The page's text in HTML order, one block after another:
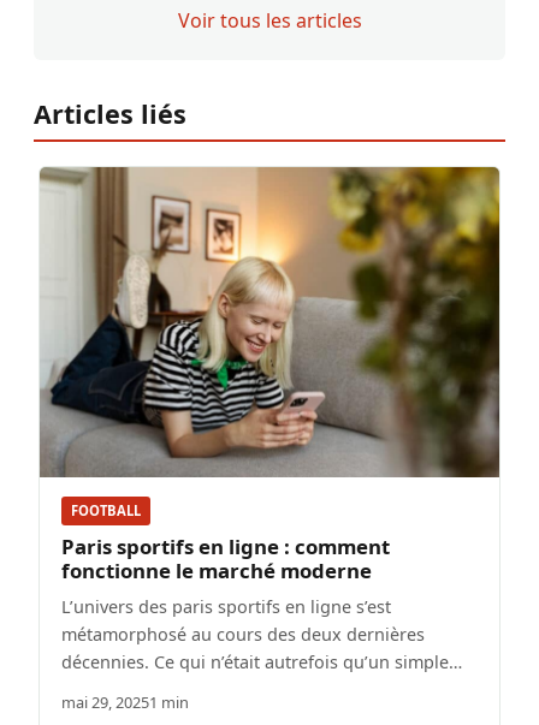
Voir tous les articles
Articles liés
FOOTBALL
Paris sportifs en ligne : comment
fonctionne le marché moderne
L’univers des paris sportifs en ligne s’est
métamorphosé au cours des deux dernières
décennies. Ce qui n’était autrefois qu’un simple…
mai 29, 20251 min